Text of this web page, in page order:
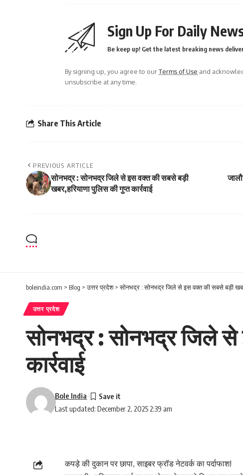
Sign Up For Daily
Be keep up! Get the latest breaking news
By signing up, you agree to ourTerms of Use and
unsubscribe at any time.
Share This Article
PREVIOUS ARTICLE
सोनभद्र : सोनभद्र जिले से इस वक्त की सबसे बड़ी
खबर,हरियाणा पुलिस की गुप्त कार्रवाई
boleindia.com > Blog >उत्तर प्रदेश>सोनभद्र : सोनभद्र जिले से इस वक्त की सबसे बड़ी
उत्तर प्रदेश
सोनभद्र : सोनभद्र जिले से
कार्रवाई
Last updated: December 2, 2025 2:39 am
Bole India